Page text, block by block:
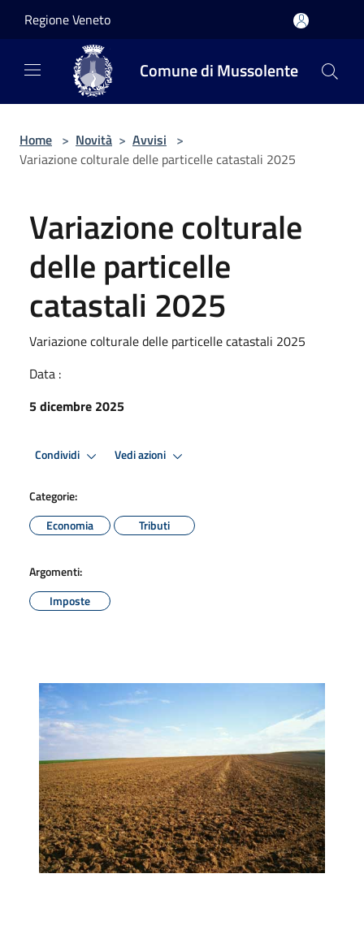
Regione Veneto
Comune di Mussolente
Home > Novità > Avvisi >
Variazione colturale delle particelle catastali 2025
Variazione colturale
delle particelle
catastali 2025
Variazione colturale delle particelle catastali 2025
Data :
5 dicembre 2025
Condividi Vedi azioni
Categorie:
Economia
Tributi
Argomenti:
Imposte